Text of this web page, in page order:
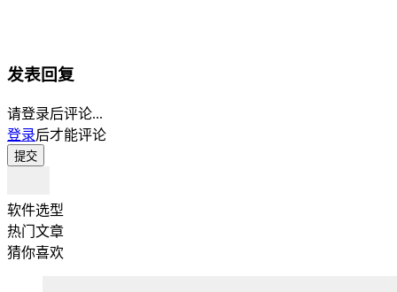
发表回复
请登录后评论...
登录后才能评论
提交
软件选型
热门文章
猜你喜欢